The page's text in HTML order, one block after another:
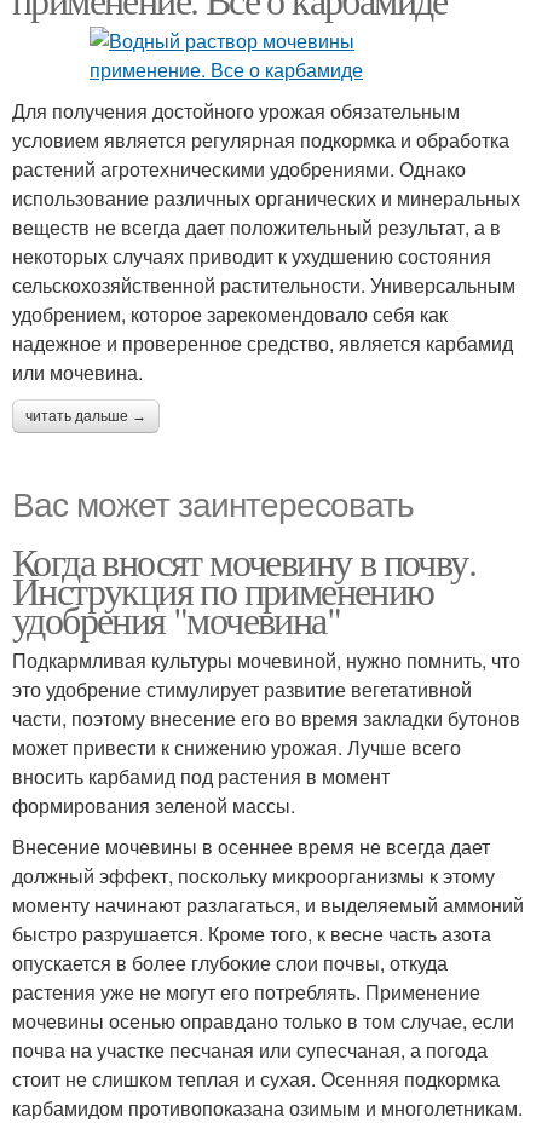
Для получения достойного урожая обязательным
условием является регулярная подкормка и обработка
растений агротехническими удобрениями. Однако
использование различных органических и минеральных
веществ не всегда дает положительный результат, а в
некоторых случаях приводит к ухудшению состояния
сельскохозяйственной растительности. Универсальным
удобрением, которое зарекомендовало себя как
надежное и проверенное средство, является карбамид
или мочевина.
читать дальше →
Вас может заинтересовать
Когда вносят мочевину в почву.
Инструкция по применению
удобрения "мочевина"
Подкармливая культуры мочевиной, нужно помнить, что
это удобрение стимулирует развитие вегетативной
части, поэтому внесение его во время закладки бутонов
может привести к снижению урожая. Лучше всего
вносить карбамид под растения в момент
формирования зеленой массы.
Внесение мочевины в осеннее время не всегда дает
должный эффект, поскольку микроорганизмы к этому
моменту начинают разлагаться, и выделяемый аммоний
быстро разрушается. Кроме того, к весне часть азота
опускается в более глубокие слои почвы, откуда
растения уже не могут его потреблять. Применение
мочевины осенью оправдано только в том случае, если
почва на участке песчаная или супесчаная, а погода
стоит не слишком теплая и сухая. Осенняя подкормка
карбамидом противопоказана озимым и многолетникам.